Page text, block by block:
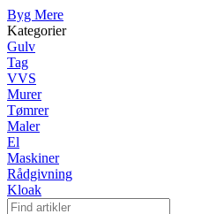
Byg Mere
Kategorier
Gulv
Tag
VVS
Murer
Tømrer
Maler
El
Maskiner
Rådgivning
Kloak